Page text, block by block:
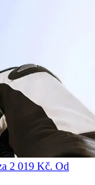
2 019 Kč. Od